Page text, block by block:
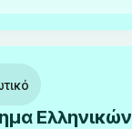
Ελληνικών